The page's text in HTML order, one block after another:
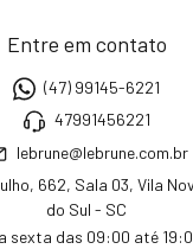
Entre em contato
(47) 99145-6221
47991456221
lebrune@lebrune.com.br
662, Sala 03, Vila
do Sul - SC
sexta das 09:00 até